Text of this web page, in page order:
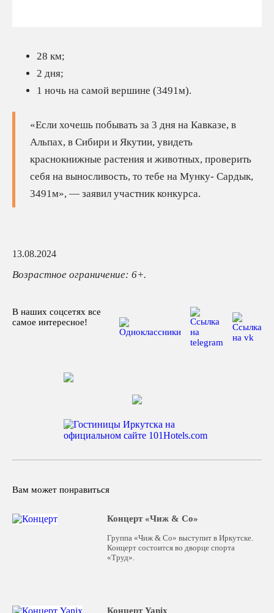
28 км;
2 дня;
1 ночь на самой вершине (3491м).
«Если хочешь побывать за 3 дня на Кавказе, в
Альпах, в Сибири и Якутии, увидеть
краснокнижные растения и животных, проверить
себя на выносливость, то тебе на Мунку- Сардык,
3491м», — заявил участник конкурса.
13.08.2024
Возрастное ограничение: 6+.
В наших соцсетях все
самое интересное!
Вам может понравиться
Концерт «Чиж & Cо»
Группа «Чиж & Co» выступит в Иркутске.
Концерт состоится во дворце спорта
«Труд».
Концерт Yanix